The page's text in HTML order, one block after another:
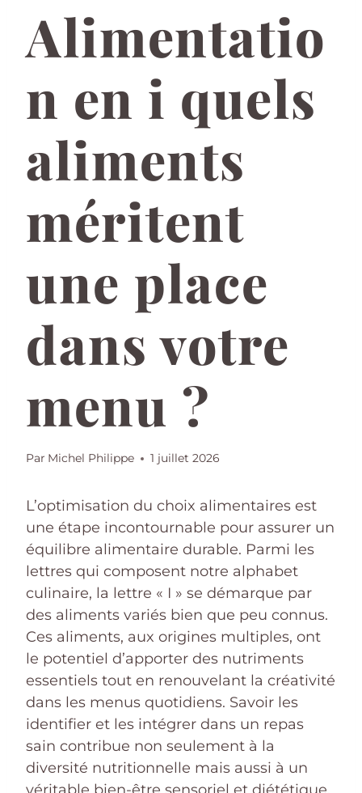
Alimentatio
n en i quels
aliments
méritent
une place
dans votre
menu ?
Par Michel Philippe 1 juillet 2026
L’optimisation du choix alimentaires est
une étape incontournable pour assurer un
équilibre alimentaire durable. Parmi les
lettres qui composent notre alphabet
culinaire, la lettre « I » se démarque par
des aliments variés bien que peu connus.
Ces aliments, aux origines multiples, ont
le potentiel d’apporter des nutriments
essentiels tout en renouvelant la créativité
dans les menus quotidiens. Savoir les
identifier et les intégrer dans un repas
sain contribue non seulement à la
diversité nutritionnelle mais aussi à un